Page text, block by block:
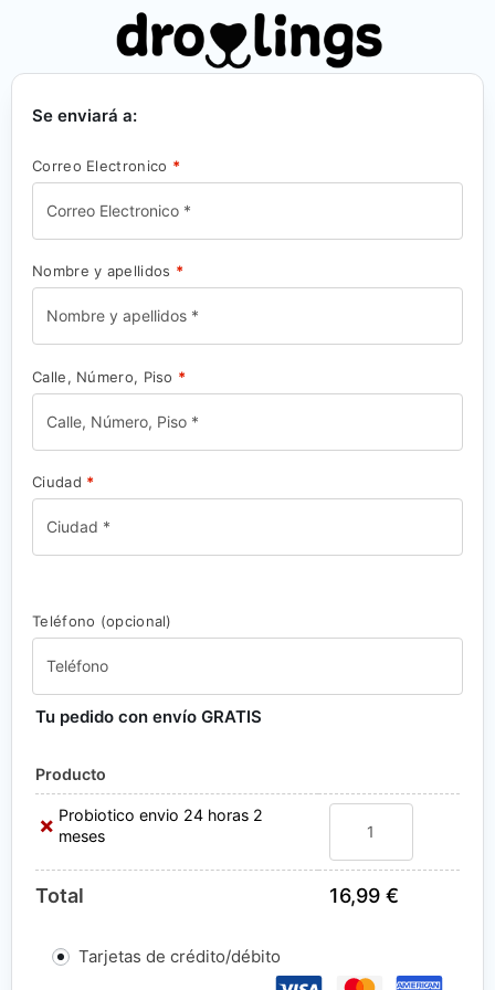
Se enviará a:
Correo Electronico *
Nombre y apellidos *
Calle, Número, Piso *
Ciudad *
Teléfono (opcional)
Tu pedido con envío GRATIS
Producto
× Probiotico envio 24 horas 2
meses
24
horas
2
Total 16,99 €
Tarjetas de crédito/débito